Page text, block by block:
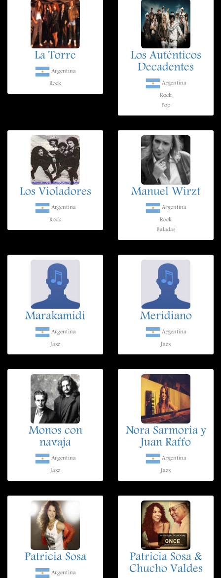
La Torre
Argentina
Rock
Los Auténticos
Decadentes
Argentina
Rock
Pop
Los Violadores
Argentina
Rock
Manuel Wirzt
Argentina
Rock
Baladas
Marakamidi
Argentina
Jazz
Meridiano
Argentina
Jazz
Monos con
navaja
Argentina
Jazz
Nora Sarmoria y
Juan Raffo
Argentina
Jazz
Patricia Sosa
Argentina
Patricia Sosa &
Chucho Valdes